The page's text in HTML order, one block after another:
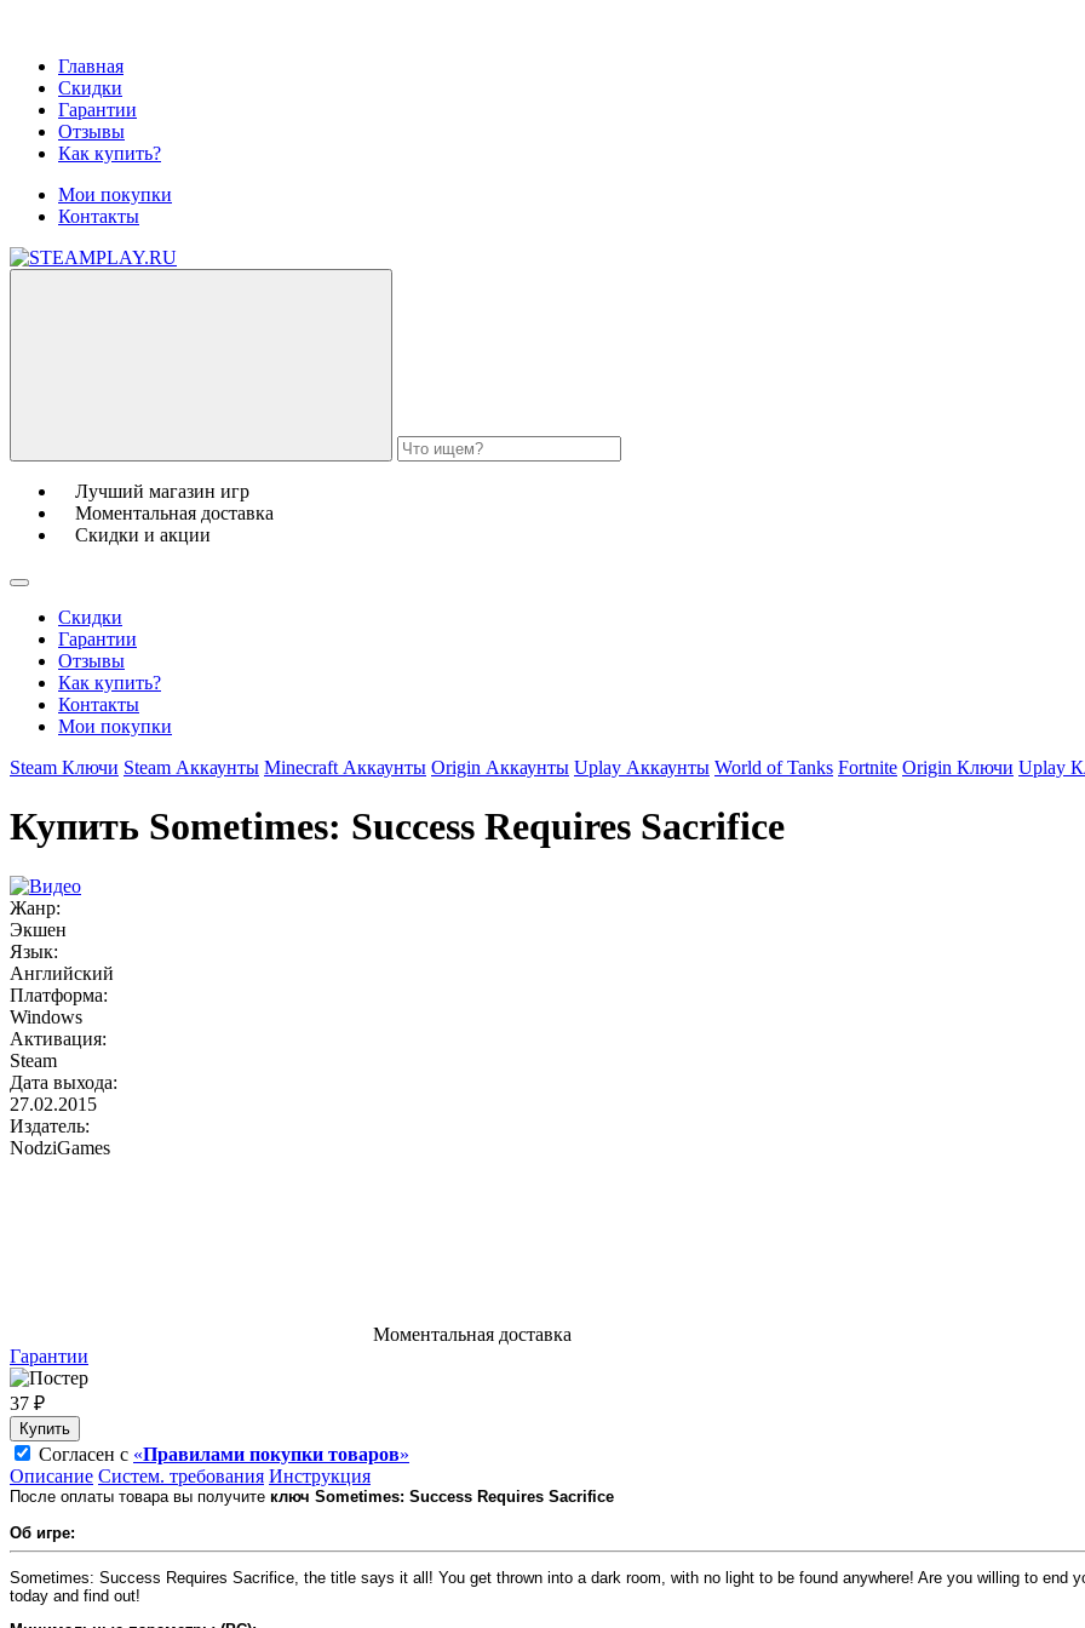
Главная
Скидки
Гарантии
Отзывы
Как купить?
Мои покупки
Контакты
Лучший магазин игр
Моментальная доставка
Скидки и акции
Скидки
Гарантии
Отзывы
Как купить?
Контакты
Мои покупки
Steam Ключи Steam Аккаунты Minecraft Аккаунты Origin Аккаунты Uplay Аккаунты World of Tanks Fortnite Origin Ключи Uplay
Купить Sometimes: Success Requires Sacrifice
Жанр:
Экшен
Язык:
Английский
Платформа:
Windows
Активация:
Steam
Дата выхода:
27.02.2015
Издатель:
NodziGames
Моментальная доставка
Гарантии
37 ₽
Купить
Согласен с «Правилами покупки товаров»
Описание Систем. требования Инструкция
После оплаты товара вы получите ключ Sometimes: Success Requires Sacrifice
Об игре:
Sometimes: Success Requires Sacrifice, the title says it all! You get thrown into a dark room, with no light to be found anywhere! Are you willing to end
today and find out!